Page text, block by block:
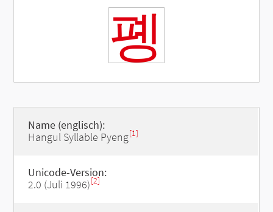
폥
Name (englisch):
Hangul Syllable Pyeng[1]
Unicode-Version:
2.0 (Juli 1996)[2]